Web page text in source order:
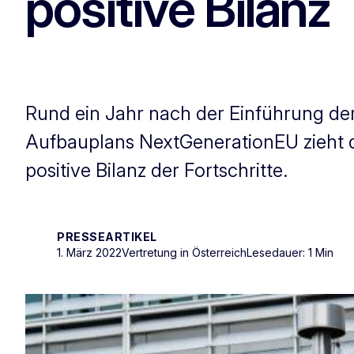
Rund ein Jahr nach der Einführung
Aufbauplans NextGenerationEU
positive Bilanz der Fortschritte.
PRESSEARTIKEL
1. März 2022Vertretung in ÖsterreichLesedauer: 1 Min